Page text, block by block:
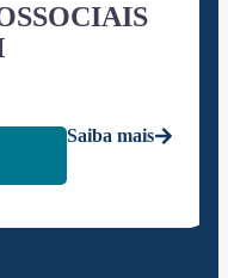
Saiba mais